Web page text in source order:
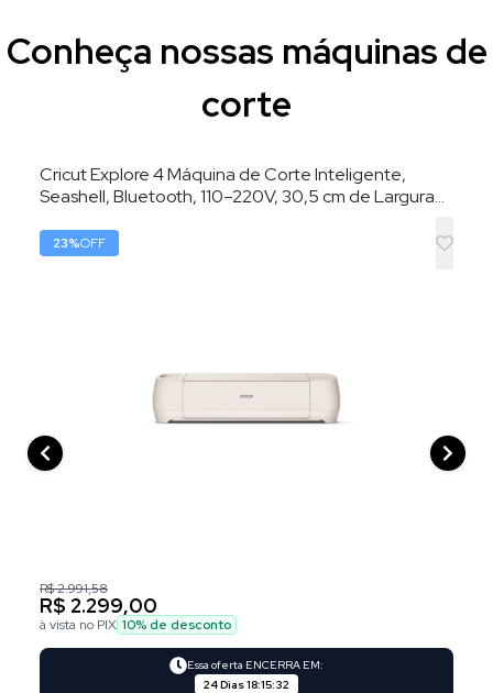
Conheça nossas máquinas de
corte
Cricut Explore 4 Máquina de Corte Inteligente,
Seashell, Bluetooth, 110–220V, 30,5 cm de Largura
23%OFF
R$ 2.991,58
R$ 2.299,00
à vista no PIX 10% de desconto
Essa oferta ENCERRA EM:
24 Dias 18:15:31